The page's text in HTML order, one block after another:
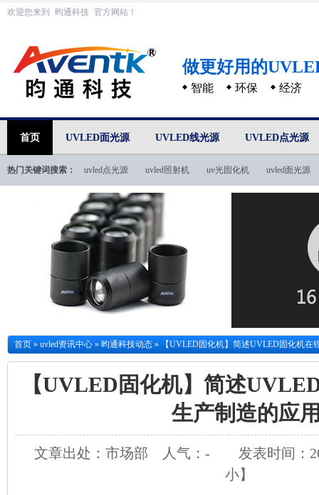
欢迎您来到 昀通科技 官方网站！
做更好用的
智能 环保 经济
首页 UVLED面光源 UVLED线光源 UVLED点光源
uvled技术文档
热门关键词搜索： uvled点光源 uvled照射机 uv光固化机 uvled面光源
首页 » uvled资讯中心 » 昀通科技动态 » 【UVLED固化机】简述UVLED固化机在
【UVLED固化机】简述
生产制造的应
文章出处：市场部 人气： -
发表时间：
小】